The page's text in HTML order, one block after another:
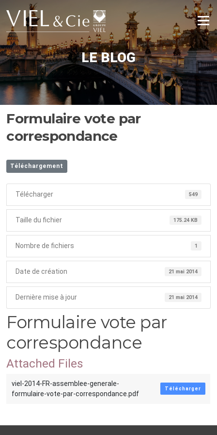
contenu
Menu
LE BLOG
Formulaire vote par
correspondance
Téléchargement
Télécharger 549
Taille du fichier 175.24 KB
Nombre de fichiers 1
Date de création 21 mai 2014
Dernière mise à jour 21 mai 2014
Formulaire vote par
correspondance
Attached Files
viel-2014-FR-assemblee-generale-
formulaire-vote-par-correspondance.pdf
Télécharger